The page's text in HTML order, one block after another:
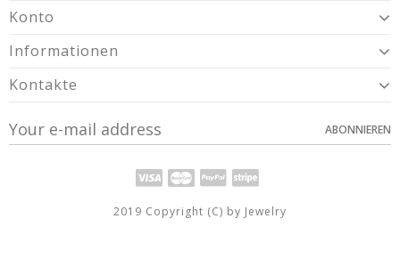
Konto
Informationen
Kontakte
2019 Copyright (C) by Jewelry
ABONNIEREN